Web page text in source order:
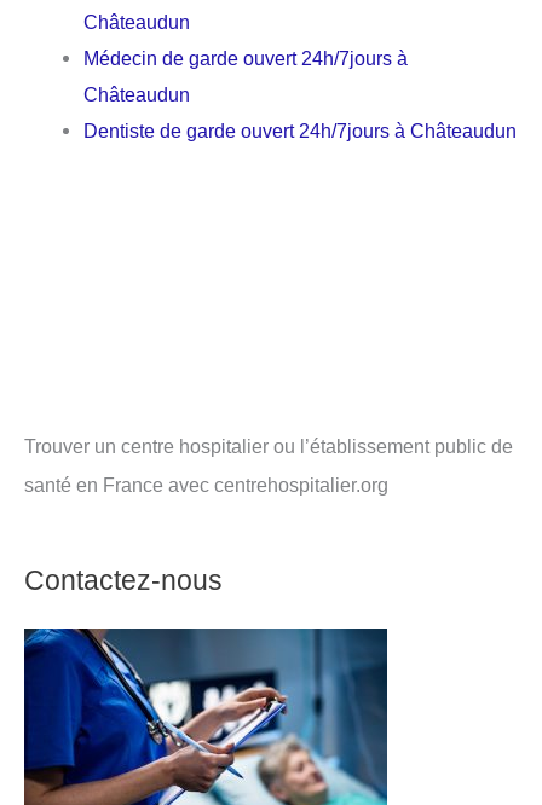
Châteaudun
Médecin de garde ouvert 24h/7jours à
Châteaudun
Dentiste de garde ouvert 24h/7jours à Châteaudun
Trouver un centre hospitalier ou l’établissement public de
santé en France avec centrehospitalier.org
Contactez-nous